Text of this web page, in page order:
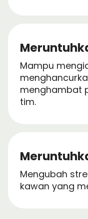
Mampu
menghambat
tim.
Mengubah
kawan yang